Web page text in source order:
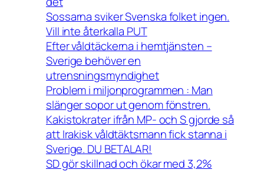
Sossarna sviker Svenska folket ingen.
Vill inte återkalla PUT
Efter våldtäckerna i hemtjänsten –
Sverige behöver en
utrensningsmyndighet
Problem i miljonprogrammen : Man
slänger sopor ut genom fönstren.
Kakistokrater ifrån MP- och S gjorde så
att Irakisk våldtäktsmann fick stanna i
Sverige. DU BETALAR!
SD gör skillnad och ökar med 3,2%